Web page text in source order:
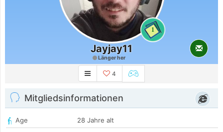
1
Jayjay11
Länger her
4
Mitgliedsinformationen
Age
28 Jahre alt